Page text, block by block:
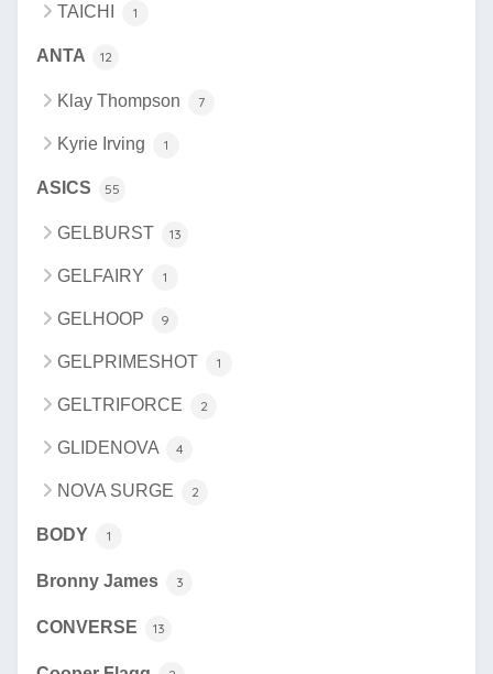
TAICHI 1
ANTA 12
Klay Thompson 7
Kyrie Irving 1
ASICS 55
GELBURST 13
GELFAIRY 1
GELHOOP 9
GELPRIMESHOT 1
GELTRIFORCE 2
GLIDENOVA 4
NOVA SURGE 2
BODY 1
Bronny James 3
CONVERSE 13